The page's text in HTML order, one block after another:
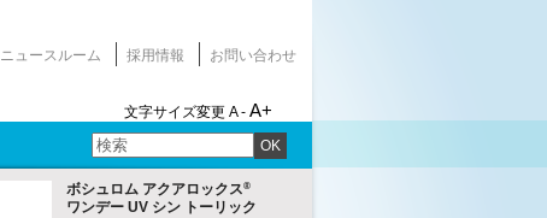
ニュースルーム 採用情報 お問い合わせ
文字サイズ変更 A - A+
OK
ボシュロム アクアロックス®
ワンデー UV シン トーリック